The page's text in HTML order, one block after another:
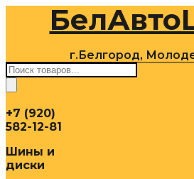
содержимому
г.Белгород,
Поиск
товаров
+7 (920)
582-12-81
Шины и
диски